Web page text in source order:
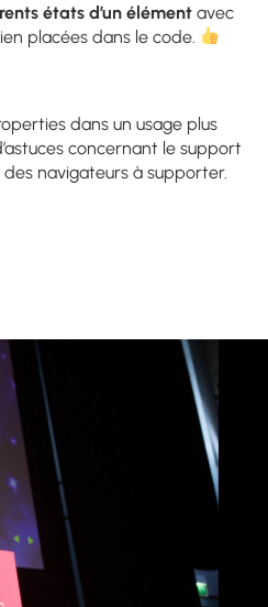
états d’un élément avec
placées dans le code.
dans un usage plus
concernant le support
navigateurs à supporter.